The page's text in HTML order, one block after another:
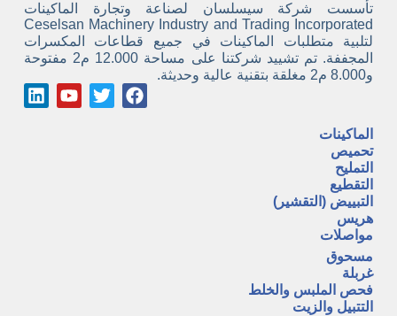
تأسست شركة سيسلسان لصناعة وتجارة الماكينات
Ceselsan Machinery Industry and Trading Incorporated
لتلبية متطلبات الماكينات في جميع قطاعات المكسرات
المجففة. تم تشييد شركتنا على مساحة 12.000 م2 مفتوحة
و8.000 م2 مغلقة بتقنية عالية وحديثة.
الماكينات
تحميص
التمليح
التقطيع
التبييض (التقشير)
هريس
مواصلات
مسحوق
غربلة
فحص الملبس والخلط
التتبيل والزيت